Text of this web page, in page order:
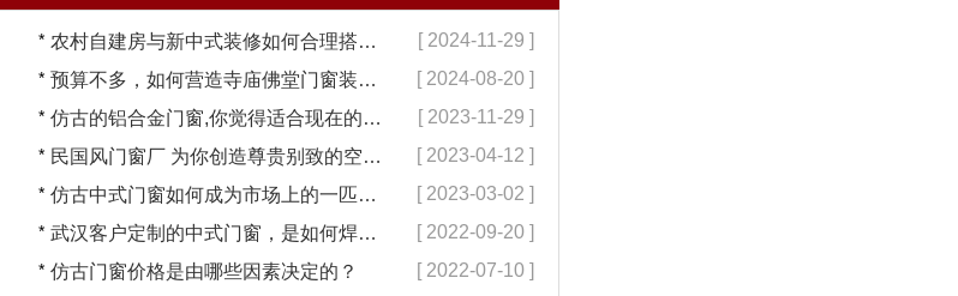
* 农村自建房与新中式装修如何合理搭配【冠墅阳光】 [ 2024-11-29 ]
* 预算不多，如何营造寺庙佛堂门窗装修【冠墅阳光】 [ 2024-08-20 ]
* 仿古的铝合金门窗,你觉得适合现在的装修吗?【冠墅阳光】 [ 2023-11-29 ]
* 民国风门窗厂 为你创造尊贵别致的空间【冠墅阳光】 [ 2023-04-12 ]
* 仿古中式门窗如何成为市场上的一匹黑马【冠墅阳光】 [ 2023-03-02 ]
* 武汉客户定制的中式门窗，是如何焊接的呢？ [ 2022-09-20 ]
* 仿古门窗价格是由哪些因素决定的？ [ 2022-07-10 ]